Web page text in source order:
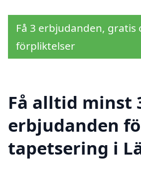
Få 3 erbjudanden, gratis
förpliktelser
Få alltid minst
erbjudanden
tapetsering i